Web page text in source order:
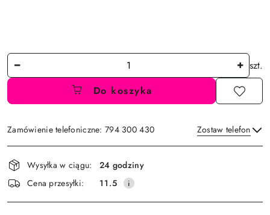
Ilość
szt.
Do koszyka
Zamówienie telefoniczne: 794 300 430 Zostaw telefon
Wyślij
Dostępność
i
dostawa
Wysyłka w ciągu:
24 godziny
Cena przesyłki:
11.5